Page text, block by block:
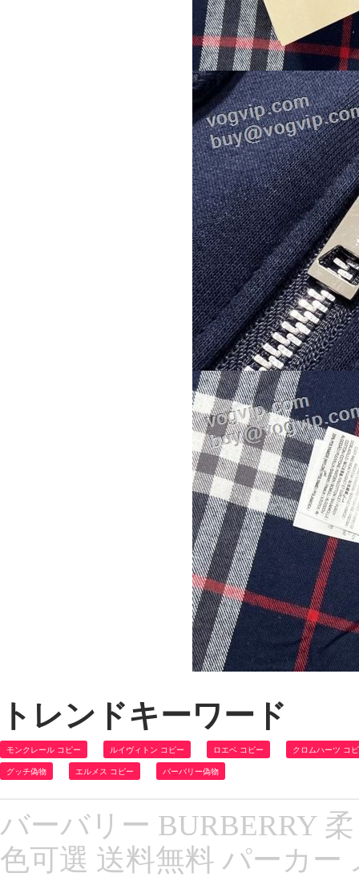
トレンドキーワード
モンクレール コピー ルイヴィトン コピー ロエベ コピー クロムハーツ コ
グッチ偽物 エルメス コピー バーバリー偽物
バーバリー BURBERRY
色可選 送料無料 パーカ